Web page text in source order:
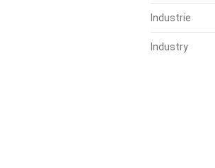
Industrie
Industry